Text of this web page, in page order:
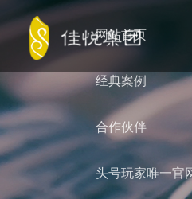
网站首页
经典案例
合作伙伴
头号玩家唯一官